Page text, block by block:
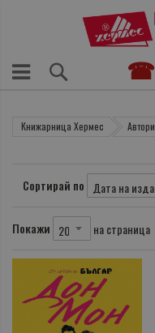
Книжарница Хермес Автори
Сортирай по
Покажи на страница